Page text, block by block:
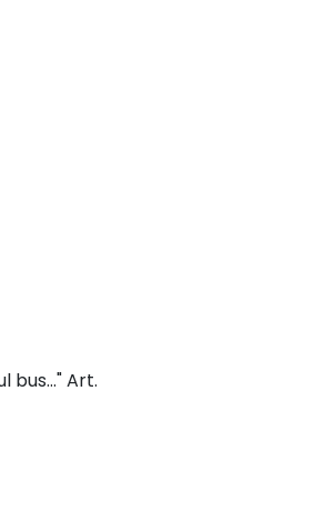
bus..." Art.